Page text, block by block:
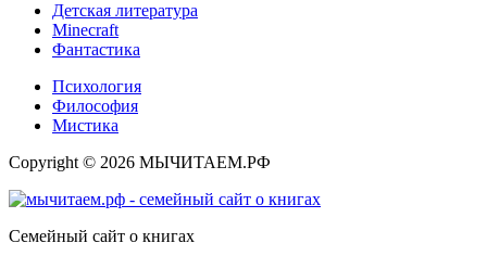
Детская литература
Minecraft
Фантастика
Психология
Философия
Мистика
Copyright © 2026 МЫЧИТАЕМ.РФ
Семейный сайт о книгах